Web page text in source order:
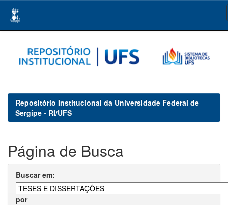
navigation
Repositório Institucional da Universidade Federal de
Sergipe - RI/UFS
Página de Busca
Buscar em:
por